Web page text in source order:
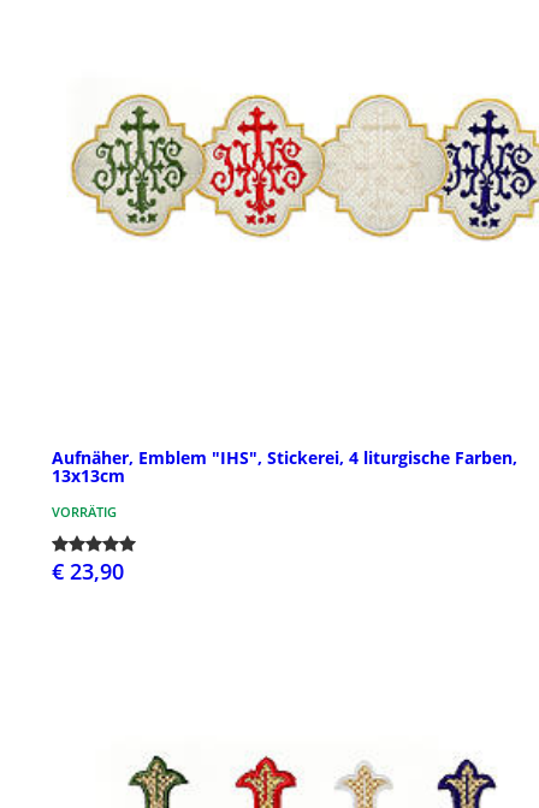
Aufnäher, Emblem "IHS", Stickerei, 4 liturgische Farben,
13x13cm
VORRÄTIG
€ 23,90